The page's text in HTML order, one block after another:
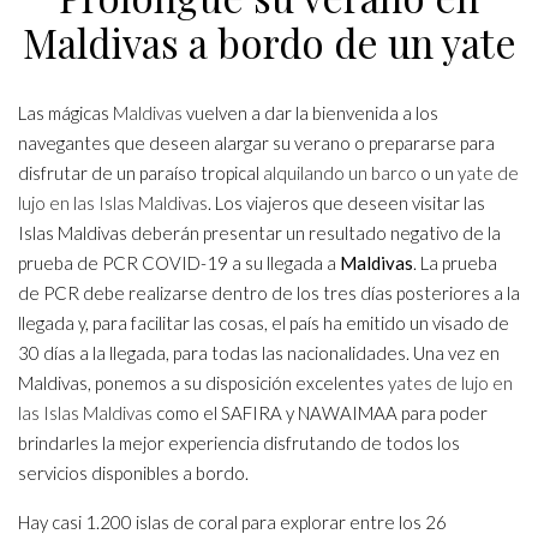
Maldivas a bordo de un yate
Las mágicas Maldivas vuelven a dar la bienvenida a los
navegantes que deseen alargar su verano o prepararse para
disfrutar de un paraíso tropical alquilando un barco o un yate de
lujo en las Islas Maldivas. Los viajeros que deseen visitar las
Islas Maldivas deberán presentar un resultado negativo de la
prueba de PCR COVID-19 a su llegada a Maldivas. La prueba
de PCR debe realizarse dentro de los tres días posteriores a la
llegada y, para facilitar las cosas, el país ha emitido un visado de
30 días a la llegada, para todas las nacionalidades. Una vez en
Maldivas, ponemos a su disposición excelentes yates de lujo en
las Islas Maldivas como el SAFIRA y NAWAIMAA para poder
brindarles la mejor experiencia disfrutando de todos los
servicios disponibles a bordo.
Hay casi 1.200 islas de coral para explorar entre los 26